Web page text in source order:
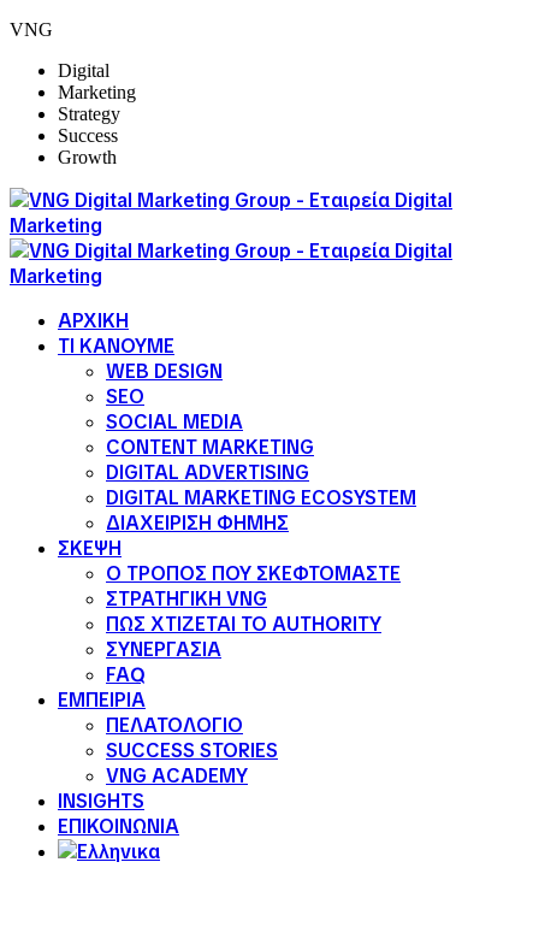
VNG
Digital
Marketing
Strategy
Success
Growth
ΑΡΧΙΚΗ
ΤΙ ΚΑΝΟΥΜΕ
WEB DESIGN
SEO
SOCIAL MEDIA
CONTENT MARKETING
DIGITAL ADVERTISING
DIGITAL MARKETING ECOSYSTEM
ΔΙΑΧΕΙΡΙΣΗ ΦΗΜΗΣ
ΣΚΕΨΗ
Ο ΤΡΟΠΟΣ ΠΟΥ ΣΚΕΦΤΟΜΑΣΤΕ
ΣΤΡΑΤΗΓΙΚΗ VNG
ΠΩΣ ΧΤΙΖΕΤΑΙ ΤΟ AUTHORITY
ΣΥΝΕΡΓΑΣΙΑ
FAQ
ΕΜΠΕΙΡΙΑ
ΠΕΛΑΤΟΛΟΓΙΟ
SUCCESS STORIES
VNG ACADEMY
INSIGHTS
ΕΠΙΚΟΙΝΩΝΙΑ